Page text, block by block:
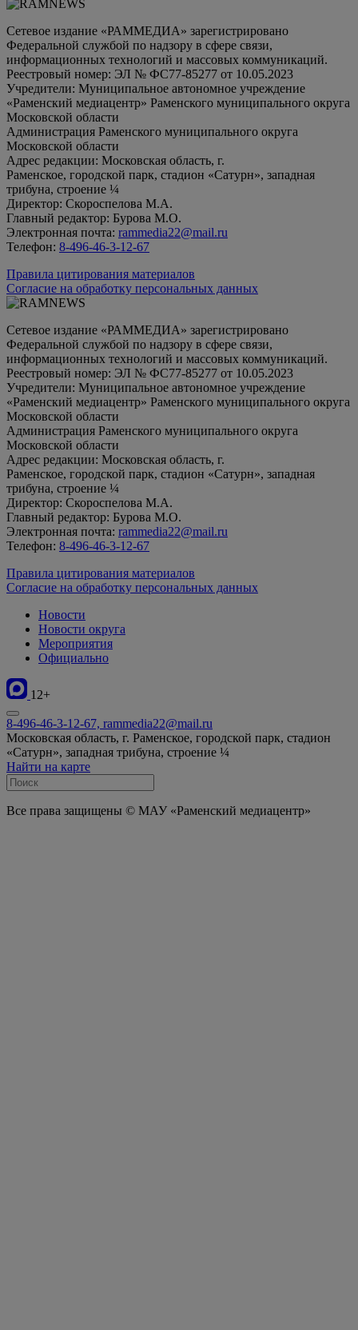
Сетевое издание «РАММЕДИА» зарегистрировано
Федеральной службой по надзору в сфере связи,
информационных технологий и массовых коммуникаций.
Реестровый номер: ЭЛ № ФС77-85277 от 10.05.2023
Учредители: Муниципальное автономное учреждение
«Раменский медиацентр» Раменского муниципального округа
Московской области
Администрация Раменского муниципального округа
Московской области
Адрес редакции: Московская область, г.
Раменское, городской парк, стадион «Сатурн», западная
трибуна, строение ¼
Директор: Скороспелова М.А.
Главный редактор: Бурова М.О.
Электронная почта: rammedia22@mail.ru
Телефон: 8-496-46-3-12-67
Правила цитирования материалов
Согласие на обработку персональных данных
Сетевое издание «РАММЕДИА» зарегистрировано
Федеральной службой по надзору в сфере связи,
информационных технологий и массовых коммуникаций.
Реестровый номер: ЭЛ № ФС77-85277 от 10.05.2023
Учредители: Муниципальное автономное учреждение
«Раменский медиацентр» Раменского муниципального округа
Московской области
Администрация Раменского муниципального округа
Московской области
Адрес редакции: Московская область, г.
Раменское, городской парк, стадион «Сатурн», западная
трибуна, строение ¼
Директор: Скороспелова М.А.
Главный редактор: Бурова М.О.
Электронная почта: rammedia22@mail.ru
Телефон: 8-496-46-3-12-67
Правила цитирования материалов
Согласие на обработку персональных данных
Новости
Новости округа
Мероприятия
Официально
12+
8-496-46-3-12-67, rammedia22@mail.ru
Московская область, г. Раменское, городской парк, стадион
«Сатурн», западная трибуна, строение ¼
Найти на карте
Все права защищены © МАУ «Раменский медиацентр»